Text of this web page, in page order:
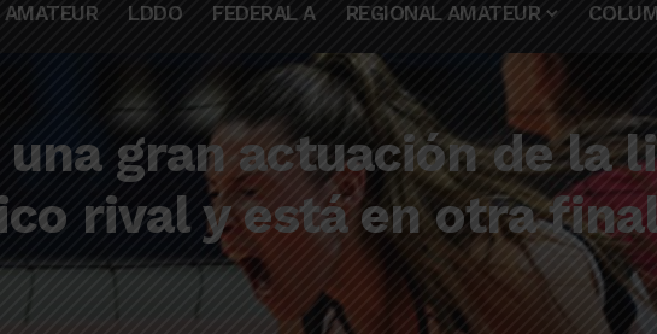
AMATEUR LDDO FEDERAL A REGIONAL AMATEUR
gran actuación de la
rival y está en otra